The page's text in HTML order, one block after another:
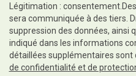
Légitimation :
sera communiquée à des tiers.
suppression des données, ainsi
indiqué dans les informations
détaillées supplémentaires sont
de confidentialité et de